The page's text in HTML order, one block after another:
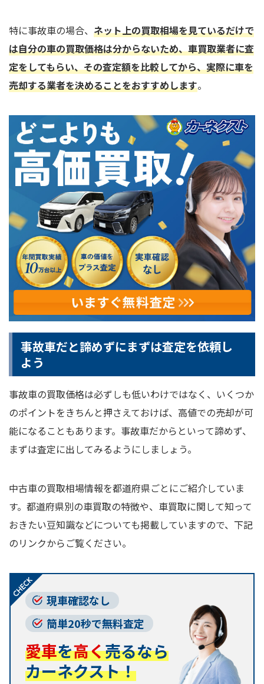
特に事故車の場合、 ネット上の買取相場を見ているだけで
は自分の車の買取価格は分からないため、車買取業者に査
定をしてもらい、その査定額を比較してから、実際に車を
売却する業者を決めることをおすすめします。
事故車だと諦めずにまずは査定を依頼し
よう
事故車の買取価格は必ずしも低いわけではなく、いくつか
のポイントをきちんと押さえておけば、高値での売却が可
能になることもあります。事故車だからといって諦めず、
まずは査定に出してみるようにしましょう。
中古車の買取相場情報を都道府県ごとにご紹介していま
す。都道府県別の車買取の特徴や、車買取に関して知って
おきたい豆知識などについても掲載していますので、下記
のリンクからご覧ください。
現車確認なし
簡単20秒で無料査定
愛車を高く売るなら
カーネクスト！